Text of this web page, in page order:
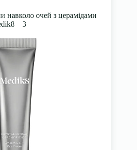
навколо очей з церамідами
– 3